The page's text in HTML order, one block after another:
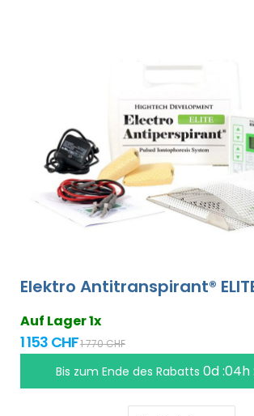
Elektro Antitranspirant®
Auf Lager 1x
1 153 CHF1 770 CHF
Bis zum Ende des Rabatts 0d :04h